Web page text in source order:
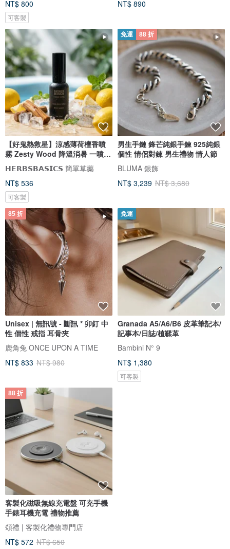
NT$ 800
可客製
NT$ 890
【好鬼熱救星】涼感薄荷檀香噴
霧 Zesty Wood 降溫消暑 一噴即
爽
𝗛𝗘𝗥𝗕𝗦𝗕𝗔𝗦𝗜𝗖𝗦 簡單草藥
NT$ 536
可客製
免運 88 折
男生手鏈 鋒芒純銀手鍊 925純銀
個性 情侶對鍊 男生禮物 情人節
BLUMA 銀飾
NT$ 3,239 NT$ 3,680
85 折
Unisex | 無訊號 - 斷訊 * 卯釘 中
性 個性 戒指 耳骨夾
鹿角兔 ONCE UPON A TIME
NT$ 833 NT$ 980
免運
Granada A5/A6/B6 皮革筆記本/
記事本/日誌/植鞣革
Bambini N° 9
NT$ 1,380
可客製
88 折
客製化磁吸無線充電盤 可充手機
手錶耳機充電 禮物推薦
頌禮 | 客製化禮物專門店
NT$ 572 NT$ 650